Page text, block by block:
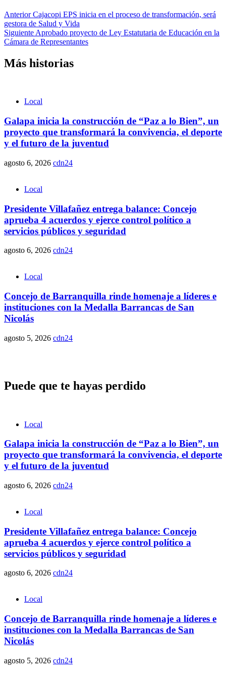
AnteriorCajacopi EPS inicia en el proceso de transformación, será
gestora de Salud y Vida
Siguiente Aprobado proyecto de Ley Estatutaria de Educación en la
Cámara de Representantes
Más historias
Local
Galapa inicia la construcción de “Paz a lo Bien”, un
proyecto que transformará la convivencia, el deporte
y el futuro de la juventud
agosto 6, 2026 cdn24
Local
Presidente Villafañez entrega balance: Concejo
aprueba 4 acuerdos y ejerce control político a
servicios públicos y seguridad
agosto 6, 2026 cdn24
Local
Concejo de Barranquilla rinde homenaje a líderes e
instituciones con la Medalla Barrancas de San
Nicolás
agosto 5, 2026 cdn24
Puede que te hayas perdido
Local
Galapa inicia la construcción de “Paz a lo Bien”, un
proyecto que transformará la convivencia, el deporte
y el futuro de la juventud
agosto 6, 2026 cdn24
Local
Presidente Villafañez entrega balance: Concejo
aprueba 4 acuerdos y ejerce control político a
servicios públicos y seguridad
agosto 6, 2026 cdn24
Local
Concejo de Barranquilla rinde homenaje a líderes e
instituciones con la Medalla Barrancas de San
Nicolás
agosto 5, 2026 cdn24